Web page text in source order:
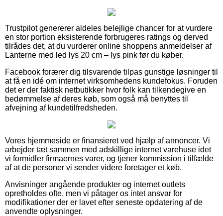
Trustpilot genererer aldeles belejlige chancer for at vurdere
en stor portion eksisterende forbrugeres ratings og derved
tilrådes det, at du vurderer online shoppens anmeldelser af
Lanterne med led lys 20 cm – lys pink før du køber.
Facebook forærer dig tilsvarende tilpas gunstige løsninger til
at få en idé om internet virksomhedens kundefokus. Foruden
det er der faktisk netbutikker hvor folk kan tilkendegive en
bedømmelse af deres køb, som også må benyttes til
afvejning af kundetilfredsheden.
Vores hjemmeside er finansieret ved hjælp af annoncer. Vi
arbejder tæt sammen med adskillige internet varehuse idet
vi formidler firmaernes varer, og tjener kommission i tilfælde
af at de personer vi sender videre foretager et køb.
Anvisninger angående produkter og internet outlets
opretholdes ofte, men vi påtager os intet ansvar for
modifikationer der er lavet efter seneste opdatering af de
anvendte oplysninger.